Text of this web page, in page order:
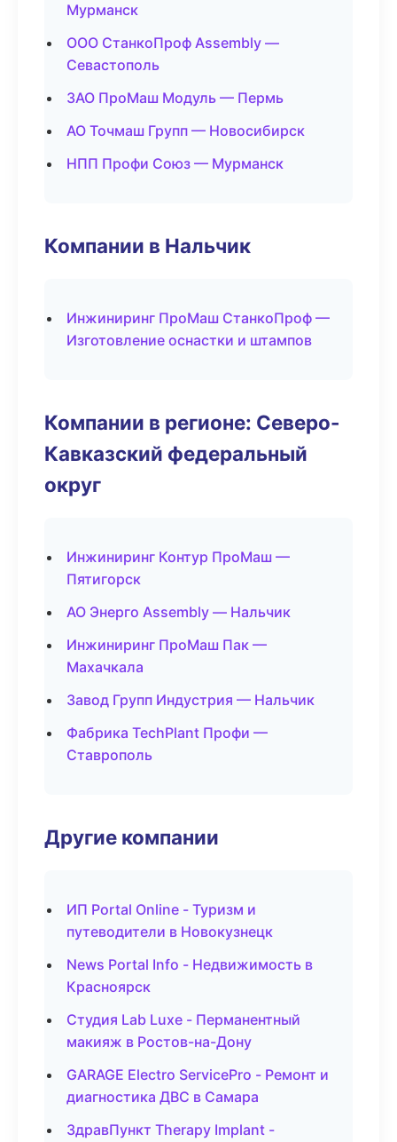
Мурманск
ООО СтанкоПроф Assembly —
Севастополь
ЗАО ПроМаш Модуль — Пермь
АО Точмаш Групп — Новосибирск
НПП Профи Союз — Мурманск
Компании в Нальчик
Инжиниринг ПроМаш СтанкоПроф —
Изготовление оснастки и штампов
Компании в регионе: Северо-
Кавказский федеральный
округ
Инжиниринг Контур ПроМаш —
Пятигорск
АО Энерго Assembly — Нальчик
Инжиниринг ПроМаш Пак —
Махачкала
Завод Групп Индустрия — Нальчик
Фабрика TechPlant Профи —
Ставрополь
Другие компании
ИП Portal Online - Туризм и
путеводители в Новокузнецк
News Portal Info - Недвижимость в
Красноярск
Студия Lab Luxe - Перманентный
макияж в Ростов-на-Дону
GARAGE Electro ServicePro - Ремонт и
диагностика ДВС в Самара
ЗдравПункт Therapy Implant -